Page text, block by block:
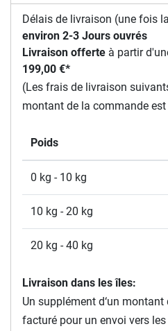
Délais de livraison (une fois
environ 2-3 Jours ouvrés
Livraison offerte à partir
199,00 €*
(Les frais de livraison
montant de la commande
Poids
0 kg - 10 kg
10 kg - 20 kg
20 kg - 40 kg
Livraison dans les îles:
Un supplément d‘un
facturé pour un envoi vers